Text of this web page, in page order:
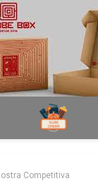
Competitiva